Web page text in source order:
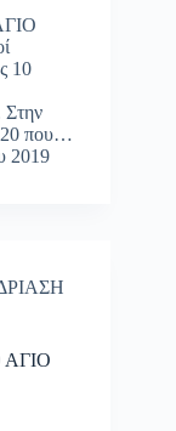
10
Στην
20 που…
2019